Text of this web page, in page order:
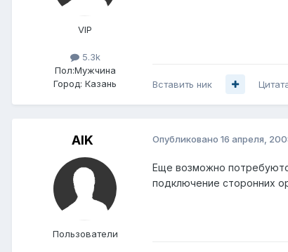
VIP
5.3k
Пол:Мужчина
Город: Казань Вставить ник
AIK
Пользователи
Опубликовано 16 апреля,
Еще возможно
подключение сторонних